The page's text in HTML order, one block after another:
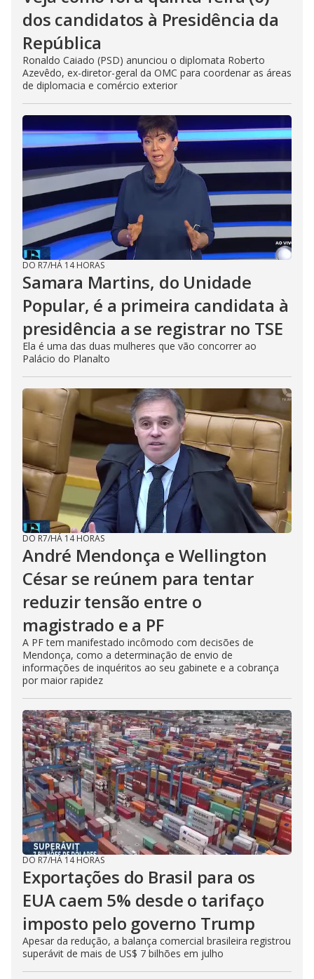
dos candidatos à Presidência da
República
Ronaldo Caiado (PSD) anunciou o diplomata Roberto
Azevêdo, ex-diretor-geral da OMC para coordenar as áreas
de diplomacia e comércio exterior
DO R7/HÁ 14 HORAS
Samara Martins, do Unidade
Popular, é a primeira candidata à
presidência a se registrar no TSE
Ela é uma das duas mulheres que vão concorrer ao
Palácio do Planalto
DO R7/HÁ 14 HORAS
André Mendonça e Wellington
César se reúnem para tentar
reduzir tensão entre o
magistrado e a PF
A PF tem manifestado incômodo com decisões de
Mendonça, como a determinação de envio de
informações de inquéritos ao seu gabinete e a cobrança
por maior rapidez
DO R7/HÁ 14 HORAS
Exportações do Brasil para os
EUA caem 5% desde o tarifaço
imposto pelo governo Trump
Apesar da redução, a balança comercial brasileira registrou
superávit de mais de US$ 7 bilhões em julho